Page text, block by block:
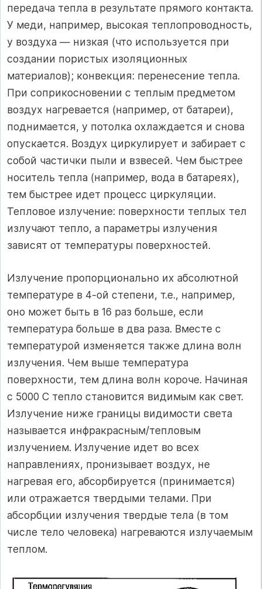
передача тепла в результате прямого контакта.
У меди, например, высокая теплопроводность,
у воздуха — низкая (что используется при
создании пористых изоляционных
материалов); конвекция: перенесение тепла.
При соприкосновении с теплым предметом
воздух нагревается (например, от батареи),
поднимается, у потолка охлаждается и снова
опускается. Воздух циркулирует и забирает с
собой частички пыли и взвесей. Чем быстрее
носитель тепла (например, вода в батареях),
тем быстрее идет процесс циркуляции.
Тепловое излучение: поверхности теплых тел
излучают тепло, а параметры излучения
зависят от температуры поверхностей.
Излучение пропорционально их абсолютной
температуре в 4-ой степени, т.е., например,
оно может быть в 16 раз больше, если
температура больше в два раза. Вместе с
температурой изменяется также длина волн
излучения. Чем выше температура
поверхности, тем длина волн короче. Начиная
с 5000 С тепло становится видимым как свет.
Излучение ниже границы видимости света
называется инфракрасным/тепловым
излучением. Излучение идет во всех
направлениях, пронизывает воздух, не
нагревая его, абсорбируется (принимается)
или отражается твердыми телами. При
абсорбции излучения твердые тела (в том
числе тело человека) нагреваются излучаемым
теплом.